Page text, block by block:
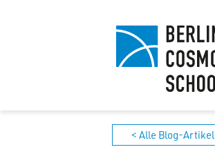
< Alle Blog-Artikel